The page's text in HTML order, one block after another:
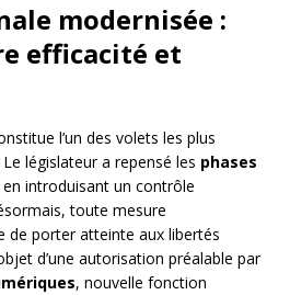
modernisée :
efficacité et
l’un des volets les plus
législateur a repensé les phases
en introduisant un contrôle
toute mesure
de porter atteinte aux libertés
d’une autorisation préalable par
, nouvelle fonction